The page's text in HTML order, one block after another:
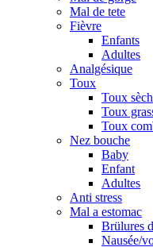
Mal de tete
Fièvre
Enfants
Adultes
Analgésique
Toux
Toux
Toux
Toux
Nez bouche
Baby
Enfant
Adultes
Anti stress
Mal a estomac
Brülures
Nausée/